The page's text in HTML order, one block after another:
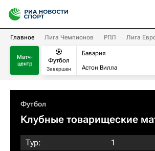
Главное Лига Чемпионов РПЛ Лига
Матч-
центр
Футбол
Завершен
Бавария
Астон Вилла
Футбол
Клубные товарищеские
Тур:
1